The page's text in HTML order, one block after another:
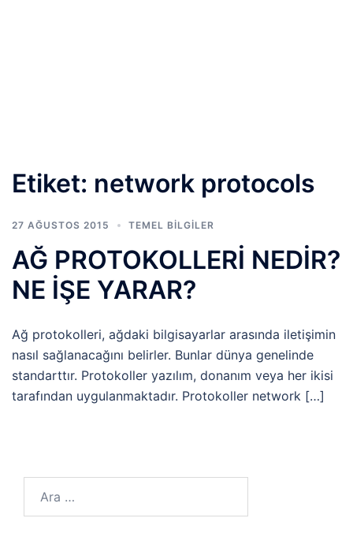
Etiket: network protocols
27 AĞUSTOS 2015 TEMEL BİLGİLER
AĞ PROTOKOLLERİ NEDİR?
NE İŞE YARAR?
Ağ protokolleri, ağdaki bilgisayarlar arasında iletişimin
nasıl sağlanacağını belirler. Bunlar dünya genelinde
standarttır. Protokoller yazılım, donanım veya her ikisi
tarafından uygulanmaktadır. Protokoller network […]